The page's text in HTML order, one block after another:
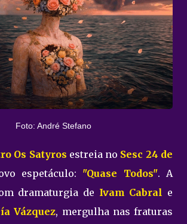
Foto: André Stefano
Os Satyros estreia no Sesc 24 de
espetáculo: "Quase Todos". A
dramaturgia de Ivam Cabral e
Vázquez, mergulha nas fraturas